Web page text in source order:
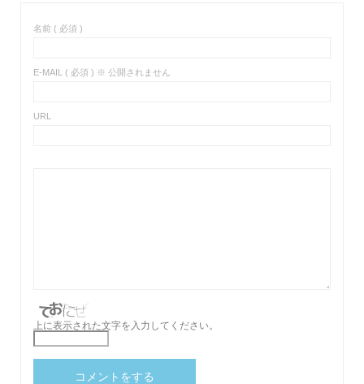
名前 ( 必須 )
E-MAIL ( 必須 ) ※ 公開されません
URL
上に表示された文字を入力してください。